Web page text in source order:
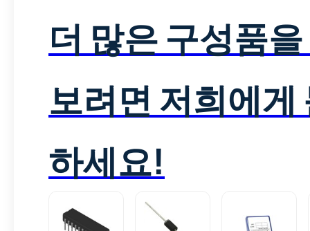
더 많은 구성품
보려면 저희에게
하세요!